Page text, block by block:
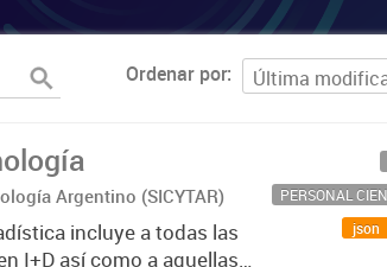
Ordenar por
Argentino (SICYTAR)
incluye a todas las
I+D así como a aquellas
json